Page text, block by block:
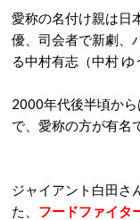
愛称の名付け親は日
優、司会者で新劇、
る中村有志（中村 ゆ
2000年代後半頃か
で、愛称の方が有名
ジャイアント白田さ
た、 フードファイタ